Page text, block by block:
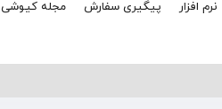
نرم افزار پیگیری سفارش مجله کیوشی